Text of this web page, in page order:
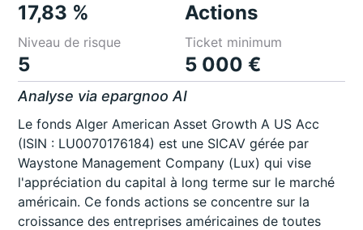
17,83 % Actions
Niveau de risque
5
Ticket minimum
5 000 €
Analyse via epargnoo AI
Le fonds Alger American Asset Growth A US Acc
(ISIN : LU0070176184) est une SICAV gérée par
Waystone Management Company (Lux) qui vise
l'appréciation du capital à long terme sur le marché
américain. Ce fonds actions se concentre sur la
croissance des entreprises américaines de toutes